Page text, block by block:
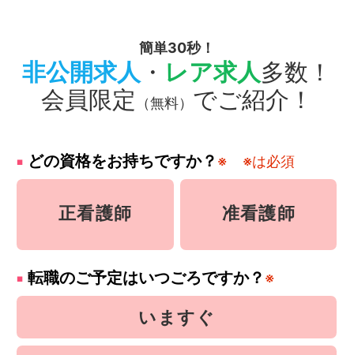
簡単30秒！
非公開求人 ・ レア求人多数！
会員限定
（無料） でご紹介！
どの資格をお持ちですか？ ※ ※は必須
正看護師 准看護師
転職のご予定はいつごろですか？ ※
いますぐ